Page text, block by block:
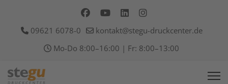
09621 6078-0
kontakt@stegu-druckcenter.de
Mo-Do 8:00–16:00 | Fr: 8:00–13:00